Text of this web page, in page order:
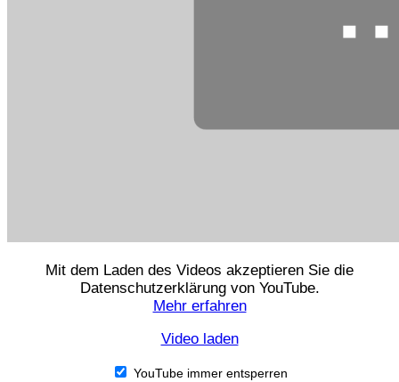
Mit dem Laden des Videos akzeptieren Sie die
Datenschutzerklärung von YouTube.
Mehr erfahren
Video laden
YouTube immer entsperren